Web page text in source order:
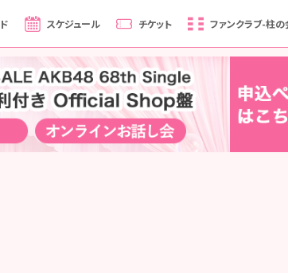
スケジュール チケット ファンクラブ-柱の